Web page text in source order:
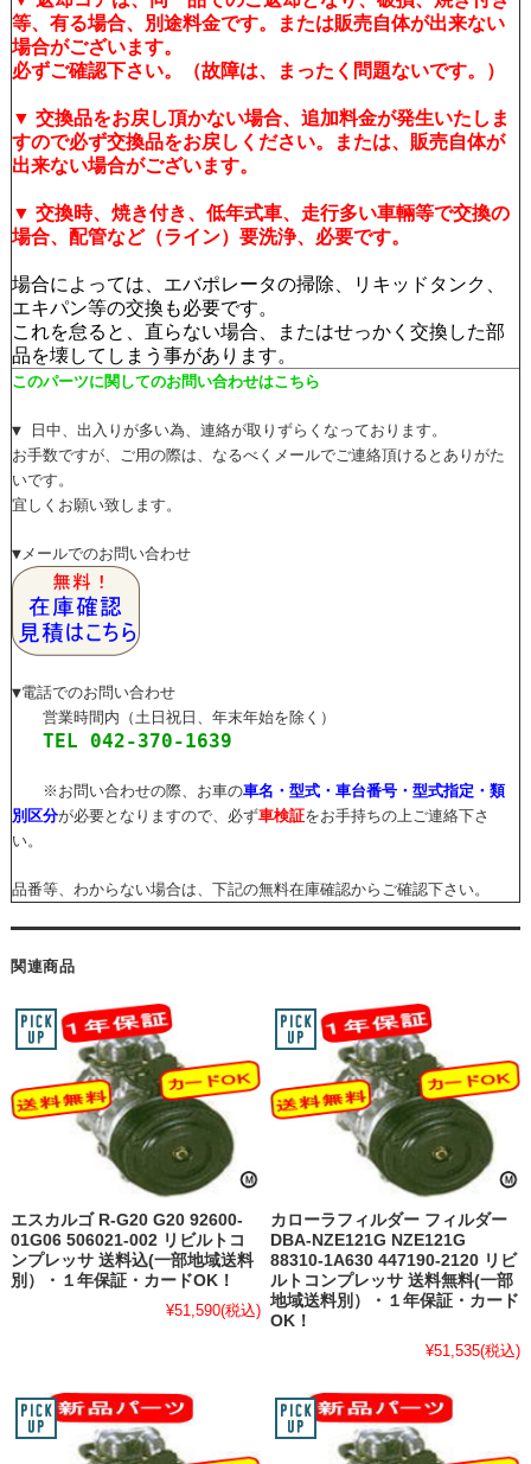
等、有る場合、別途料金です。または販売自体が出来ない
場合がございます。
必ずご確認下さい。（故障は、まったく問題ないです。）
▼ 交換品をお戻し頂かない場合、追加料金が発生いたしま
すので必ず交換品をお戻しください。または、販売自体が
出来ない場合がございます。
▼ 交換時、焼き付き、低年式車、走行多い車輛等で交換の
場合、配管など（ライン）要洗浄、必要です。
場合によっては、エバポレータの掃除、リキッドタンク、
エキパン等の交換も必要です。
これを怠ると、直らない場合、またはせっかく交換した部
品を壊してしまう事があります。
このパーツに関してのお問い合わせはこちら
▼ 日中、出入りが多い為、連絡が取りずらくなっております。
お手数ですが、ご用の際は、なるべくメールでご連絡頂けるとありがた
いです。
宜しくお願い致します。
▼メールでのお問い合わせ
▼電話でのお問い合わせ
営業時間内（土日祝日、年末年始を除く）
TEL 042-370-1639
※お問い合わせの際、お車の車名・型式・車台番号・型式指定・類
別区分が必要となりますので、必ず車検証をお手持ちの上ご連絡下さ
い。
品番等、わからない場合は、下記の無料在庫確認からご確認下さい。
関連商品
エスカルゴ R-G20 G20 92600-
01G06 506021-002 リビルトコ
ンプレッサ 送料込(一部地域送料
別）・１年保証・カードOK！
¥51,590(税込)
カローラフィルダー フィルダー
DBA-NZE121G NZE121G
88310-1A630 447190-2120 リビ
ルトコンプレッサ 送料無料(一部
地域送料別）・１年保証・カード
OK！
¥51,535(税込)